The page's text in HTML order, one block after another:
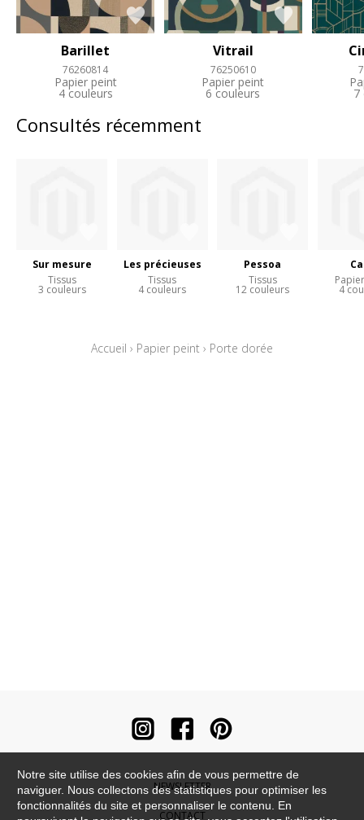
Barillet
76260814
Papier peint
4 couleurs
Vitrail
76250610
Papier peint
6 couleurs 7
Consultés récemment
Sur mesure
Tissus
3 couleurs
Les précieuses
Tissus
4 couleurs
Pessoa
Tissus
12 couleurs 4
Accueil › Papier peint › Porte dorée
NEWSLETTER
CONTACT
Notre site utilise des cookies afin de vous permettre de
naviguer. Nous collectons des statistiques pour optimiser les
fonctionnalités du site et personnaliser le contenu. En